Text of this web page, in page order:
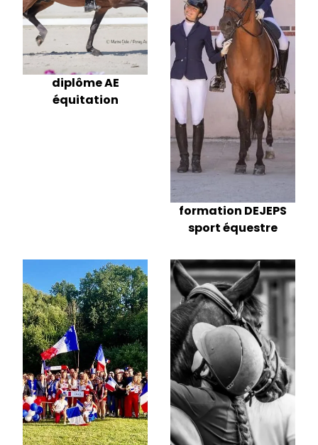
diplôme AE
équitation
formation DEJEPS
sport équestre